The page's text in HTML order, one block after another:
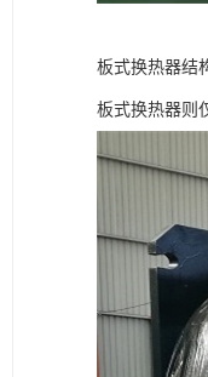
板式换热器结
板式换热器则